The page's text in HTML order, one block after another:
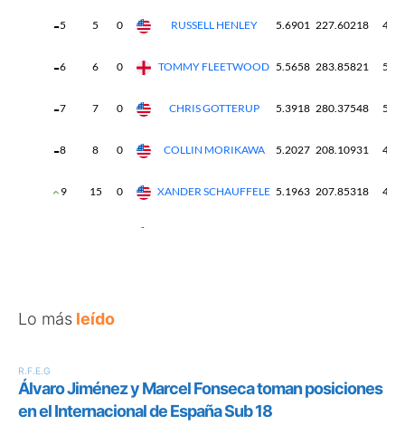
Lo más leído